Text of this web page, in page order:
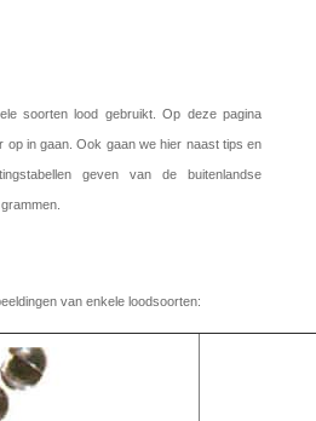
soorten lood gebruikt. Op deze pagina
op in gaan. Ook gaan we hier naast tips en
geven van de buitenlandse
van enkele loodsoorten: